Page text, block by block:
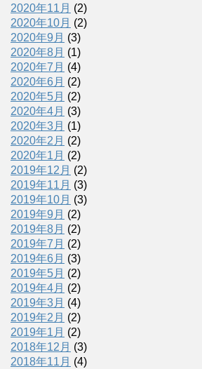
2020年11月 (2)
2020年10月 (2)
2020年9月 (3)
2020年8月 (1)
2020年7月 (4)
2020年6月 (2)
2020年5月 (2)
2020年4月 (3)
2020年3月 (1)
2020年2月 (2)
2020年1月 (2)
2019年12月 (2)
2019年11月 (3)
2019年10月 (3)
2019年9月 (2)
2019年8月 (2)
2019年7月 (2)
2019年6月 (3)
2019年5月 (2)
2019年4月 (2)
2019年3月 (4)
2019年2月 (2)
2019年1月 (2)
2018年12月 (3)
2018年11月 (4)